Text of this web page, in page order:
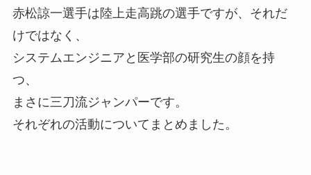
赤松諒一選手は陸上走高跳の選手ですが、それだ
けではなく、
システムエンジニアと医学部の研究生の顔を持
つ、
まさに三刀流ジャンパーです。
それぞれの活動についてまとめました。